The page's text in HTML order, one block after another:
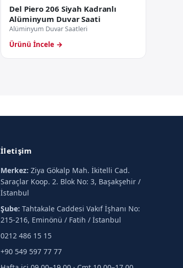
Del Piero 206 Siyah Kadranlı
Alüminyum Duvar Saati
Alüminyum Duvar Saatleri
Ürünü İncele →
İletişim
Merkez: Ziya Gökalp Mah. İkitelli Cad.
Saraçlar Koop. 2. Blok No: 3, Başakşehir /
İstanbul
Şube: Tahtakale Caddesi Vakıf İşhanı No:
215-216, Eminönü / Fatih / İstanbul
0212 486 15 15
+90 549 597 77 77